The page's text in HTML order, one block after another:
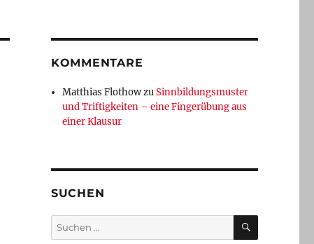
KOMMENTARE
Matthias FlothowzuSinnbildungsmuster
und Triftigkeiten – eine Fingerübung aus
einer Klausur
SUCHEN
Suchen
nach:
SUCHEN